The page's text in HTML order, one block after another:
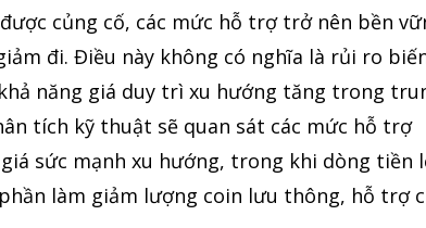
củng cố, các mức hỗ trợ trở nên bền
đi. Điều này không có nghĩa là rủi ro
năng giá duy trì xu hướng tăng trong
tích kỹ thuật sẽ quan sát các mức hỗ trợ
sức mạnh xu hướng, trong khi dòng tiền
làm giảm lượng coin lưu thông, hỗ trợ